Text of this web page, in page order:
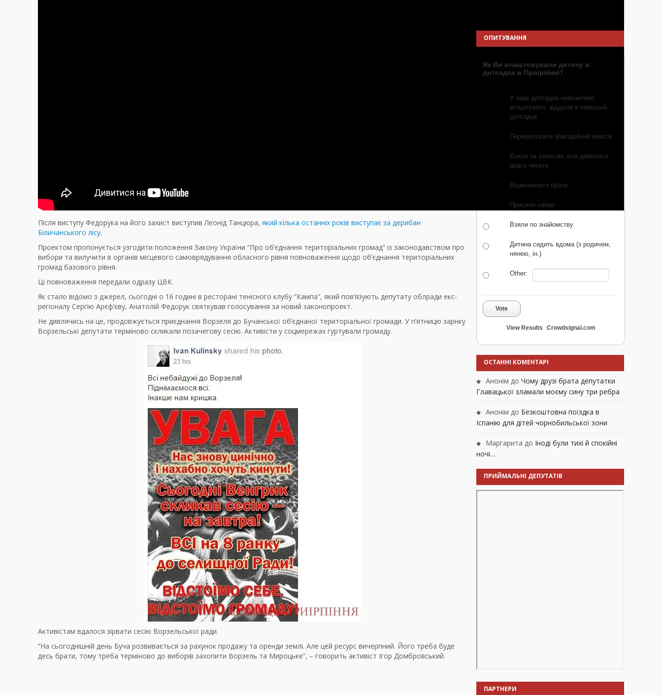
Після виступу Федорука на його захист виступив Леонід Танцюра, який кілька останніх років виступає за дерибан
Біличанського лісу.
Проектом пропонується узгодити положення Закону України “Про об’єднання територіальних громад” із законодавством про
вибори та вилучити в органів місцевого самоврядування обласного рівня повноваження щодо об’єднання територіальних
громад базового рівня.
Ці повноваження передали одразу ЦВК.
Як стало відомо з джерел, сьогодні о 16 годині в ресторані тенісного клубу “Кампа”, який пов’язують депутату облради екс-
регіоналу Сергію Арєф’єву, Анатолій Федорук святкував голосування за новий законопроект.
Не дивлячись на це, продовжується приєднання Ворзеля до Бучанської об’єднаної територіальної громади. У п’ятницю зарнку
Ворзельські депутати терміново скликали позачегову сесію. Активісти у соцмережах гуртували громаду.
Активістам вдалося зірвати сесію Ворзельської ради.
“На сьогоднішній день Буча розвивається за рахунок продажу та оренди землі. Але цей ресурс вичерпний. Його треба буде
десь брати, тому треба терміново до виборів захопити Ворзель та Мироцьке”, – говорить активіст Ігор Домбровський.
ОПИТУВАННЯ
Як Ви влаштовували дитину в
дитсадок в Приірпінні?
У наші дитсадки неможливо
влаштувати, віддали в київській
дитсадок
Перерахували благодійний внесок
Взяли за записом, але довелося
довго чекати
Відмовилися брати
Просили хабар
Взяли по знайомству
Дитина сидить вдома (з родичем,
нянею, ін.)
Other:
Vote
View Results Crowdsignal.com
ОСТАННІ КОМЕНТАРІ
Анонім до Чому друзі брата депутатки
Главацької зламали моєму сину три ребра
Анонім до Безкоштовна поїздка в
Іспанію для дітей чорнобильської зони
Маргарита до Іноді були тихі й спокійні
ночі…
ПРИЙМАЛЬНІ ДЕПУТАТІВ
ПАРТНЕРИ